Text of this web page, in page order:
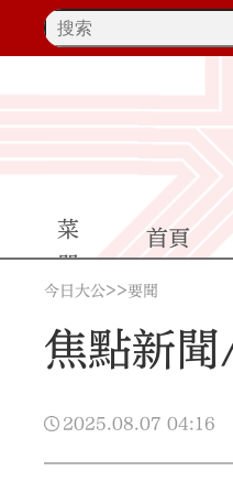
首頁
今日大公>>要聞
焦點新
2025.08.07 04:16